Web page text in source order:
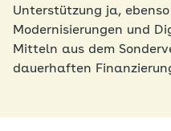
Unterstützung ja,
Modernisierungen und
Mitteln aus dem
dauerhaften